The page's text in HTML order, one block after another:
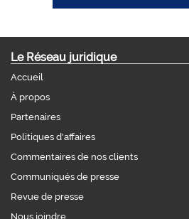
Le Réseau juridique
Accueil
À propos
Partenaires
Politiques d'affaires
Commentaires de nos clients
Communiqués de presse
Revue de presse
Nous joindre